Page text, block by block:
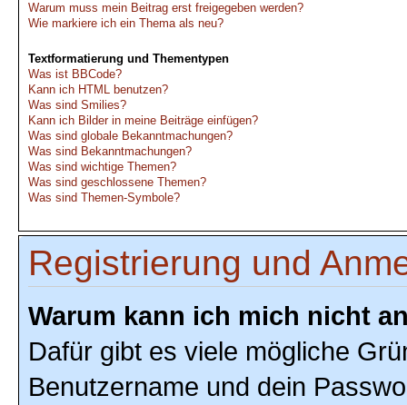
Warum muss mein Beitrag erst freigegeben werden?
Wie markiere ich ein Thema als neu?
Textformatierung und Thementypen
Was ist BBCode?
Kann ich HTML benutzen?
Was sind Smilies?
Kann ich Bilder in meine Beiträge einfügen?
Was sind globale Bekanntmachungen?
Was sind Bekanntmachungen?
Was sind wichtige Themen?
Was sind geschlossene Themen?
Was sind Themen-Symbole?
Registrierung und
Warum kann ich mich nicht
Dafür gibt es viele mögliche
Benutzername und dein